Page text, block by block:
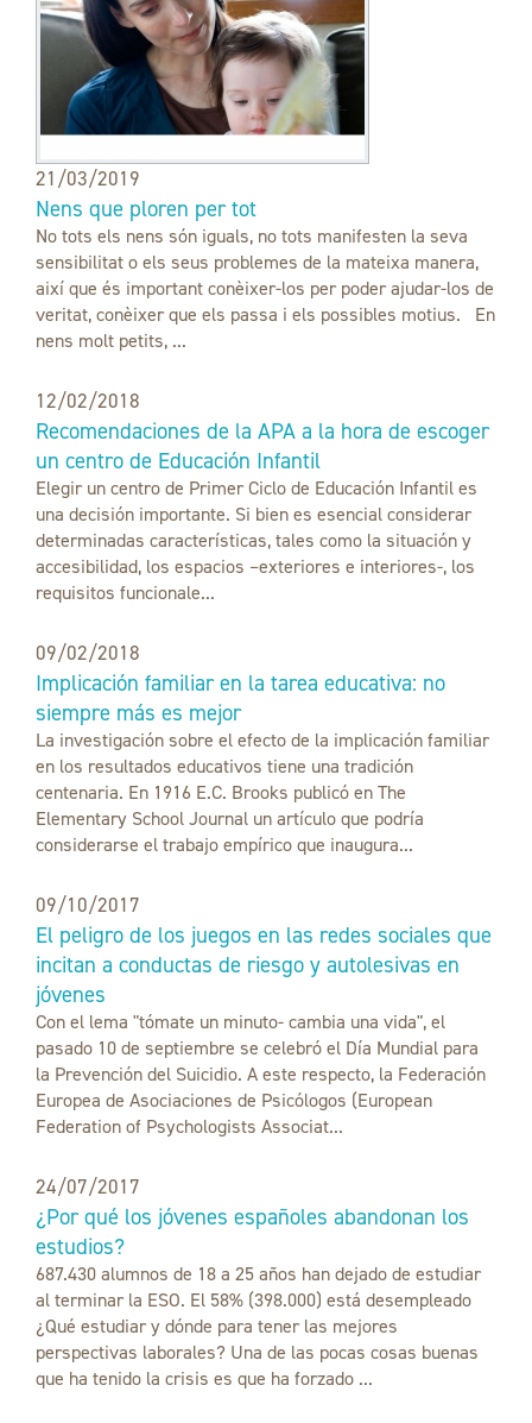
21/03/2019
Nens que ploren per tot
No tots els nens són iguals, no tots manifesten la seva
sensibilitat o els seus problemes de la mateixa manera,
així que és important conèixer-los per poder ajudar-los de
veritat, conèixer que els passa i els possibles motius. En
nens molt petits, ...
12/02/2018
Recomendaciones de la APA a la hora de escoger
un centro de Educación Infantil
Elegir un centro de Primer Ciclo de Educación Infantil es
una decisión importante. Si bien es esencial considerar
determinadas características, tales como la situación y
accesibilidad, los espacios –exteriores e interiores-, los
requisitos funcionale...
09/02/2018
Implicación familiar en la tarea educativa: no
siempre más es mejor
La investigación sobre el efecto de la implicación familiar
en los resultados educativos tiene una tradición
centenaria. En 1916 E.C. Brooks publicó en The
Elementary School Journal un artículo que podría
considerarse el trabajo empírico que inaugura...
09/10/2017
El peligro de los juegos en las redes sociales que
incitan a conductas de riesgo y autolesivas en
jóvenes
Con el lema "tómate un minuto- cambia una vida", el
pasado 10 de septiembre se celebró el Día Mundial para
la Prevención del Suicidio. A este respecto, la Federación
Europea de Asociaciones de Psicólogos (European
Federation of Psychologists Associat...
24/07/2017
¿Por qué los jóvenes españoles abandonan los
estudios?
687.430 alumnos de 18 a 25 años han dejado de estudiar
al terminar la ESO. El 58% (398.000) está desempleado
¿Qué estudiar y dónde para tener las mejores
perspectivas laborales? Una de las pocas cosas buenas
que ha tenido la crisis es que ha forzado ...